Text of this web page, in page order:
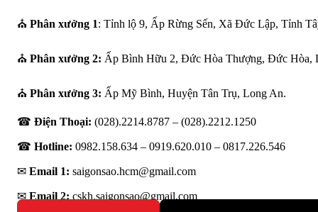
⛪ Phân xưởng 1: Tỉnh lộ 9, Ấp Rừng Sến, Xã Đức Lập, Tỉnh
⛪ Phân xưởng 2: Ấp Bình Hữu 2, Đức Hòa Thượng, Đức Hòa,
⛪ Phân xưởng 3: Ấp Mỹ Bình, Huyện Tân Trụ, Long An.
☎ Điện Thoại: (028).2214.8787 – (028).2212.1250
☎ Hotline: 0982.158.634 – 0919.620.010 – 0817.226.546
✉ Email 1: saigonsao.hcm@gmail.com
✉ Email 2: cskh.saigonsao@gmail.com